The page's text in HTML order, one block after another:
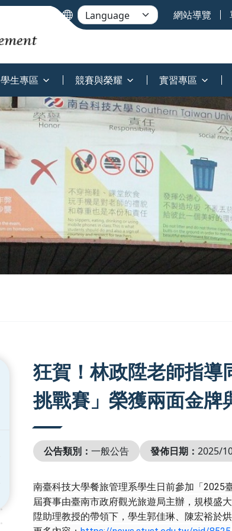
網站導覽
學生專區 競賽與榮耀 實習專區
狂賀！林政陞老師指導
挑戰賽」榮獲兩面金牌
公告類別： 一般公告 發佈日期： 2025/
南臺科技大學餐旅管理系學生日前參加「2025
屆賽事由臺南市政府觀光旅遊局主辦，規模盛
陞助理教授的帶領下，學生郭佳琳、陳宏裕於